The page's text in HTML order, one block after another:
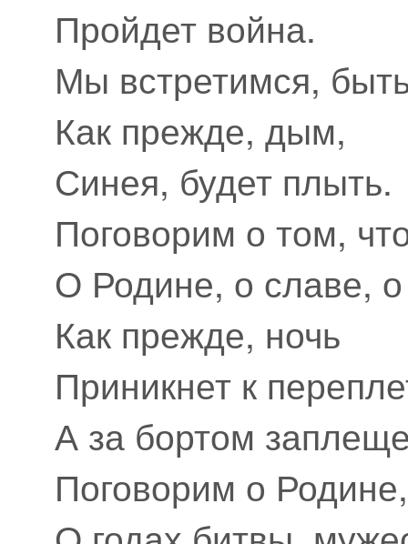
Пройдет война.
Мы встретимся,
Как прежде, дым,
Синея, будет плыть.
Поговорим о том,
О Родине, о славе,
Как прежде, ночь
Приникнет к
А за бортом
Поговорим о